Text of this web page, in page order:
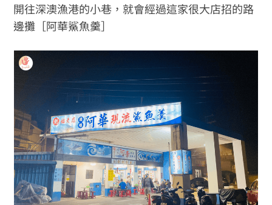
開往深澳漁港的小巷，就會經過這家很大店招的路
邊攤［阿華鯊魚羹］